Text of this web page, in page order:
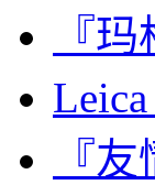
『
『